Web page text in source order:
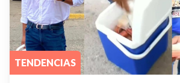
TENDENCIAS